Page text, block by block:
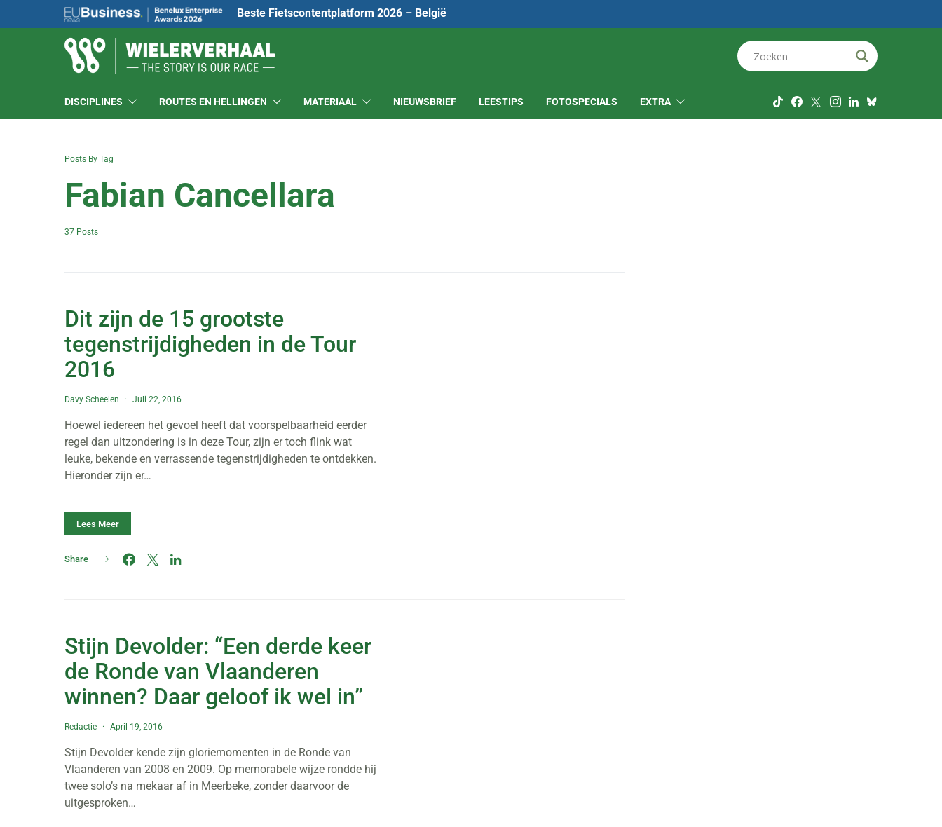
Beste Fietscontentplatform 2026 – België
DISCIPLINES ROUTES EN HELLINGEN MATERIAAL NIEUWSBRIEF LEESTIPS FOTOSPECIALS EXTRA
Posts By Tag
Fabian Cancellara
37 Posts
Dit zijn de 15 grootste
tegenstrijdigheden in de Tour
2016
Davy Scheelen Juli 22, 2016
Hoewel iedereen het gevoel heeft dat voorspelbaarheid eerder
regel dan uitzondering is in deze Tour, zijn er toch flink wat
leuke, bekende en verrassende tegenstrijdigheden te ontdekken.
Hieronder zijn er…
Lees Meer
Share
Stijn Devolder: “Een derde keer
de Ronde van Vlaanderen
winnen? Daar geloof ik wel in”
Redactie April 19, 2016
Stijn Devolder kende zijn gloriemomenten in de Ronde van
Vlaanderen van 2008 en 2009. Op memorabele wijze rondde hij
twee solo’s na mekaar af in Meerbeke, zonder daarvoor de
uitgesproken…